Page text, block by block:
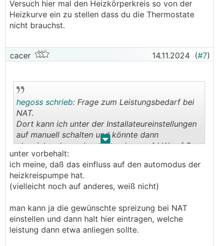
Versuch hier mal den Heizkörperkreis so von der
Heizkurve ein zu stellen dass du die Thermostate
nicht brauchst.
cacer 14.11.2024 (#7)
. .
hegoss schrieb: Frage zum Leistungsbedarf bei
NAT.
Dort kann ich unter der Installateureinstellungen
auf manuell schalten und könnte dann
abweichend von den angegebenen 4 kW auf 5
oder 6 kW umstellen. Was hat das für
Auswirkungen, wenn alles andere unverändert ist
?
unter vorbehalt:
ich meine, daß das einfluss auf den automodus der
heizkreispumpe hat.
(vielleicht noch auf anderes, weiß nicht)
man kann ja die gewünschte spreizung bei NAT
einstellen und dann halt hier eintragen, welche
leistung dann etwa anliegen sollte.